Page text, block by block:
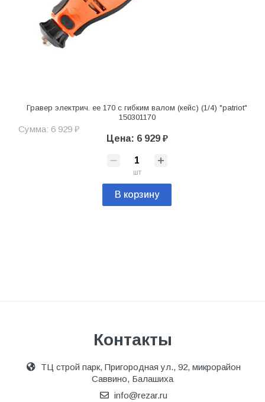
Гравер электрич. ee 170 с гибким валом (кейс) (1/4) "patriot"
150301170
Сумма: 6 929 ₽
Цена: 6 929 ₽
шт
В корзину
Контакты
ТЦ строй парк, Пригородная ул., 92, микрорайон
Саввино, Балашиха
info@rezar.ru